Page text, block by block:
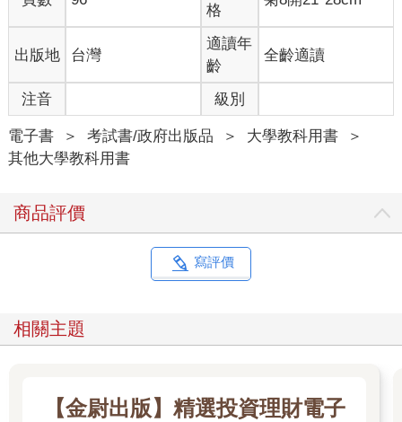
格
出版地 台灣
適讀年
齡
全齡適讀
注音 級別
電子書 ＞ 考試書/政府出版品 ＞ 大學教科用書
＞
其他大學教科用書
商品評價
寫評價
相關主題
【金尉出版】精選投資理財電子